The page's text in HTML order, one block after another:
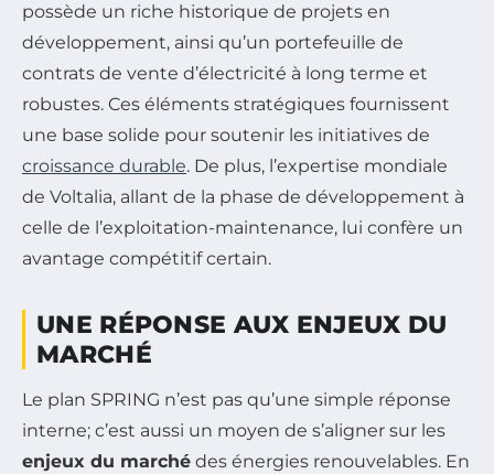
possède un riche historique de projets en
développement, ainsi qu’un portefeuille de
contrats de vente d’électricité à long terme et
robustes. Ces éléments stratégiques fournissent
une base solide pour soutenir les initiatives de
croissance durable. De plus, l’expertise mondiale
de Voltalia, allant de la phase de développement à
celle de l’exploitation-maintenance, lui confère un
avantage compétitif certain.
UNE RÉPONSE AUX ENJEUX DU
MARCHÉ
Le plan SPRING n’est pas qu’une simple réponse
interne; c’est aussi un moyen de s’aligner sur les
enjeux du marché des énergies renouvelables. En